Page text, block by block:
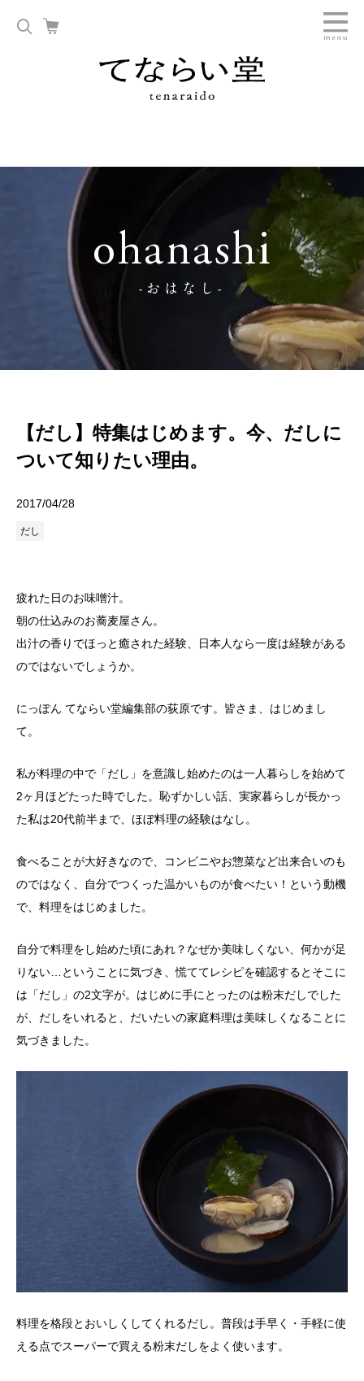
ohanashi
-おはなし-
【だし】特集はじめます。今、だしに
ついて知りたい理由。
2017/04/28
だし
疲れた日のお味噌汁。
朝の仕込みのお蕎麦屋さん。
出汁の香りでほっと癒された経験、日本人なら一度は経験がある
のではないでしょうか。
にっぽん てならい堂編集部の荻原です。皆さま、はじめまし
て。
私が料理の中で「だし」を意識し始めたのは一人暮らしを始めて
2ヶ月ほどたった時でした。恥ずかしい話、実家暮らしが長かっ
た私は20代前半まで、ほぼ料理の経験はなし。
食べることが大好きなので、コンビニやお惣菜など出来合いのも
のではなく、自分でつくった温かいものが食べたい！という動機
で、料理をはじめました。
自分で料理をし始めた頃にあれ？なぜか美味しくない、何かが足
りない…ということに気づき、慌ててレシピを確認するとそこに
は「だし」の2文字が。はじめに手にとったのは粉末だしでした
が、だしをいれると、だいたいの家庭料理は美味しくなることに
気づきました。
料理を格段とおいしくしてくれるだし。普段は手早く・手軽に使
える点でスーパーで買える粉末だしをよく使います。